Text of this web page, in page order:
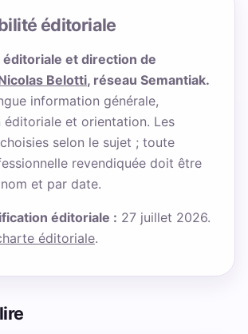
éditoriale
et direction de
Belotti, réseau Semantiak.
information générale,
et orientation. Les
selon le sujet ; toute
revendiquée doit être
et par date.
éditoriale : 27 juillet 2026.
éditoriale.